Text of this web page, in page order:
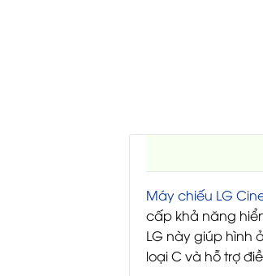
Máy chiếu LG
cấp khả năng
LG này giúp hình
loại C và hỗ trợ